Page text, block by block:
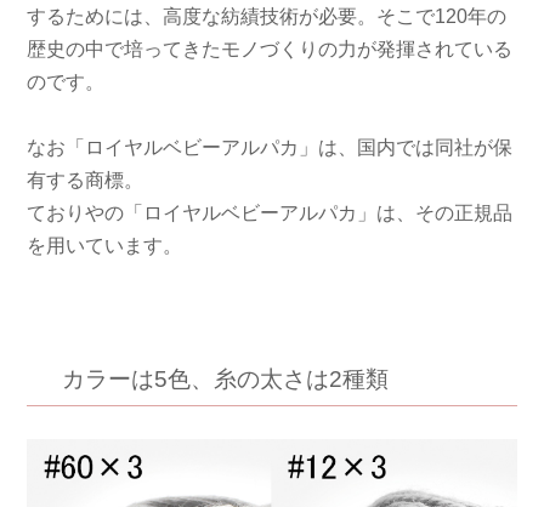
するためには、高度な紡績技術が必要。そこで120年の
歴史の中で培ってきたモノづくりの力が発揮されている
のです。
なお「ロイヤルベビーアルパカ」は、国内では同社が保
有する商標。
ておりやの「ロイヤルベビーアルパカ」は、その正規品
を用いています。
カラーは5色、糸の太さは2種類